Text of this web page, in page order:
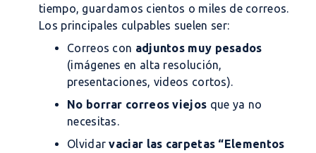
tiempo, guardamos cientos o miles de correos.
Los principales culpables suelen ser:
Correos con adjuntos muy pesados
(imágenes en alta resolución,
presentaciones, videos cortos).
No borrar correos viejos que ya no
necesitas.
Olvidarvaciar las carpetas “Elementos